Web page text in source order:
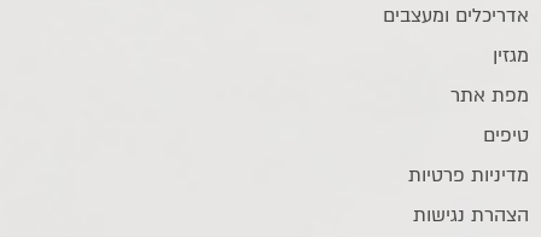
אדריכלים ומעצבים
מגזין
מפת אתר
טיפים
מדיניות פרטיות
הצהרת נגישות